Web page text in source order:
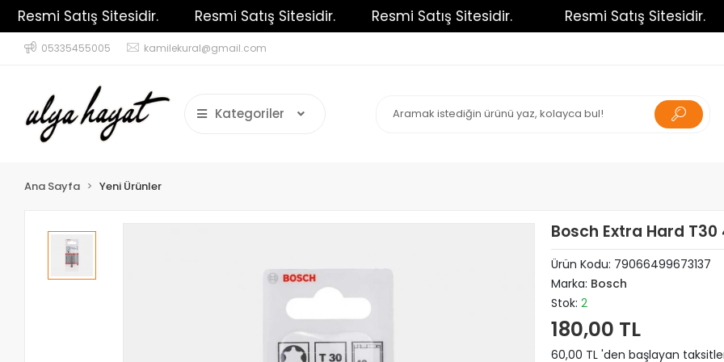
Satış Sitesidir. Resmi Satış Sitesidir. Resmi Satış Sitesidir. Resmi Satış Sitesidir.
05335455005 kamilekural@gmail.com
Kategoriler
Ana Sayfa Yeni Ürünler
Bosch Extra Hard
Ürün Kodu: 79066499673137
Marka: Bosch
Stok: 2
180,00 TL
60,00 TL 'den başlayan